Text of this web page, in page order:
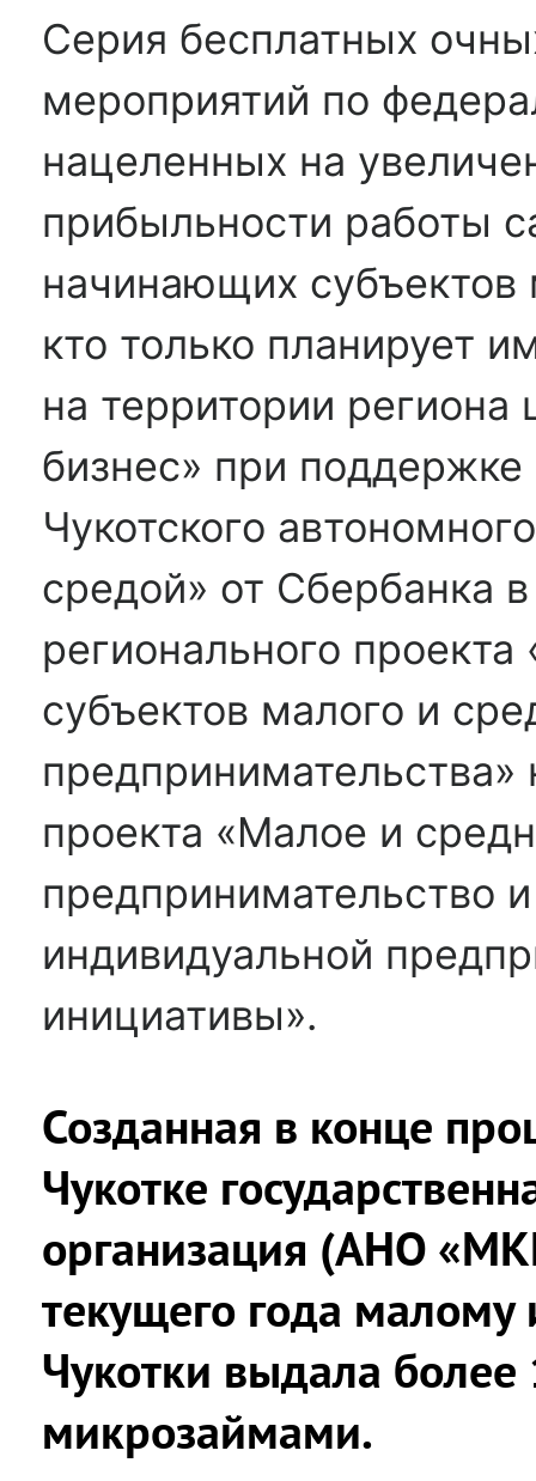
Серия бесплатных
мероприятий по
нацеленных на
прибыльности работы
начинающих субъектов
кто только планирует
на территории
бизнес» при поддержке
Чукотского
средой» от Сбербанка
регионального проекта
субъектов малого и
предпринимательства»
проекта «Малое и
предпринимательство
индивидуальной
инициативы».
Созданная в конце
Чукотке
организация (АНО
текущего года малому
Чукотки выдала
микрозаймами.